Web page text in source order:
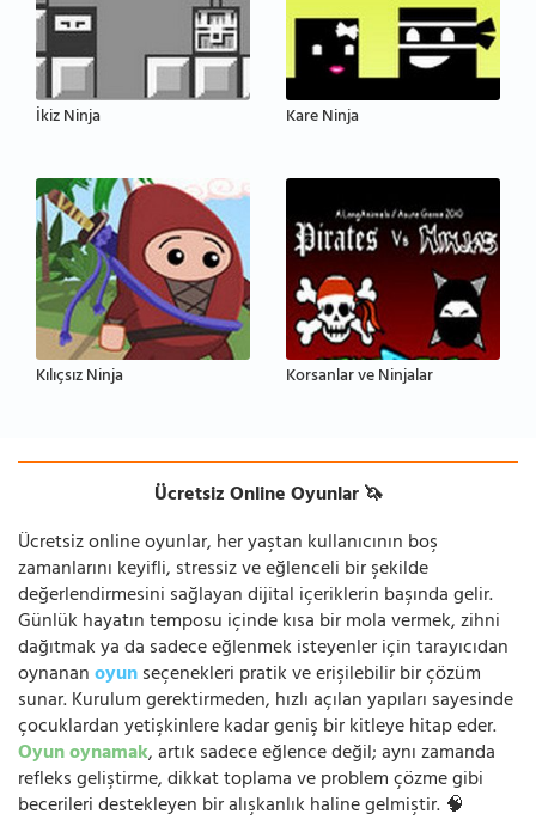
İkiz Ninja Kare Ninja
Kılıçsız Ninja Korsanlar ve Ninjalar
Ücretsiz Online Oyunlar 🦄
Ücretsiz online oyunlar, her yaştan kullanıcının boş
zamanlarını keyifli, stressiz ve eğlenceli bir şekilde
değerlendirmesini sağlayan dijital içeriklerin başında gelir.
Günlük hayatın temposu içinde kısa bir mola vermek, zihni
dağıtmak ya da sadece eğlenmek isteyenler için tarayıcıdan
oynananoyunseçenekleri pratik ve erişilebilir bir çözüm
sunar. Kurulum gerektirmeden, hızlı açılan yapıları sayesinde
çocuklardan yetişkinlere kadar geniş bir kitleye hitap eder.
Oyun oynamak, artık sadece eğlence değil; aynı zamanda
refleks geliştirme, dikkat toplama ve problem çözme gibi
becerileri destekleyen bir alışkanlık haline gelmiştir. 🧠